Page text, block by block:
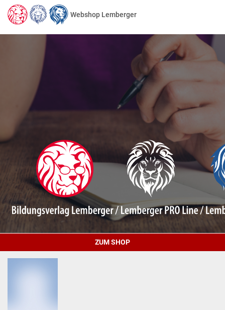
Webshop Lemberger
ZUM SHOP